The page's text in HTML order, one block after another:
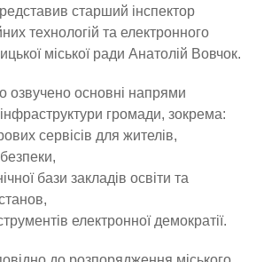
старший інспектор
технологій та електронного
міської ради Анатолій Вовчок.
озвучено основні напрями
громади, зокрема:
сервісів для жителів,
бази закладів освіти та
електронної демократії.